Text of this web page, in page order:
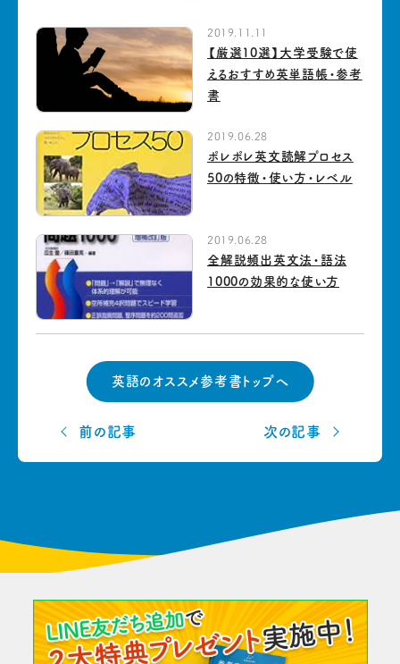
2019.11.11
【厳選10選】大学受験で使
えるおすすめ英単語帳・参考
書
2019.06.28
ポレポレ英文読解プロセス
50の特徴・使い方・レベル
2019.06.28
全解説頻出英文法・語法
1000の効果的な使い方
前の記事
英語のオススメ参考書トップへ
次の記事